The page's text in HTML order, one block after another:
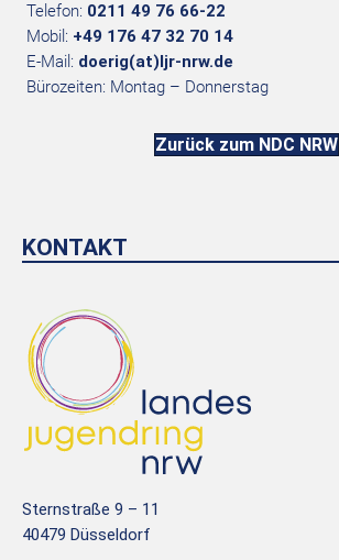
Telefon: 0211 49 76 66-22
Mobil: +49 176 47 32 70 14
E-Mail: doerig(at)ljr-nrw.de
Bürozeiten: Montag – Donnerstag
Zurück zum NDC NRW
KONTAKT
Sternstraße 9 – 11
40479 Düsseldorf